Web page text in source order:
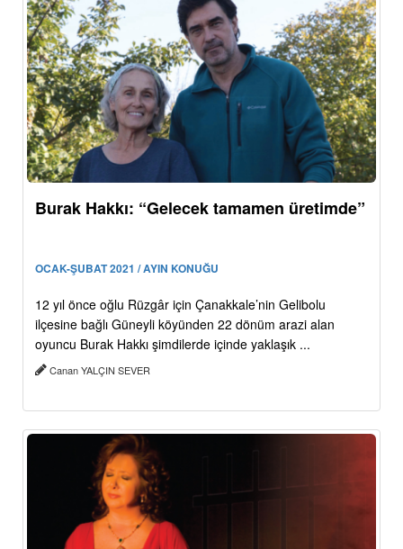
Burak Hakkı: “Gelecek tamamen üretimde”
OCAK-ŞUBAT 2021 / AYIN KONUĞU
12 yıl önce oğlu Rüzgâr için Çanakkale’nin Gelibolu
ilçesine bağlı Güneyli köyünden 22 dönüm arazi alan
oyuncu Burak Hakkı şimdilerde içinde yaklaşık ...
Canan YALÇIN SEVER